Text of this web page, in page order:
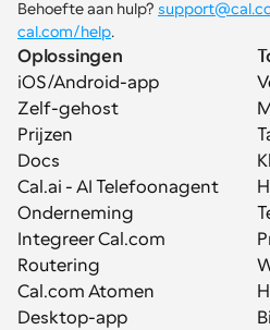
Behoefte aan hulp?
cal.com/help.
Oplossingen
iOS/Android-app
Zelf-gehost
Prijzen
Docs
Cal.ai - AI Telefoonagent
Onderneming
Integreer Cal.com
Routering
Cal.com Atomen
Desktop-app